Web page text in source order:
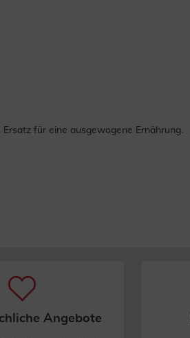
für eine ausgewogene Ernährung.
Angebote